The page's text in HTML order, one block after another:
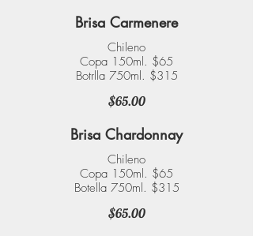
Brisa Carmenere
Chileno
Copa 150ml. $65
Botrlla 750ml. $315
$65.00
Brisa Chardonnay
Chileno
Copa 150ml. $65
Botella 750ml. $315
$65.00